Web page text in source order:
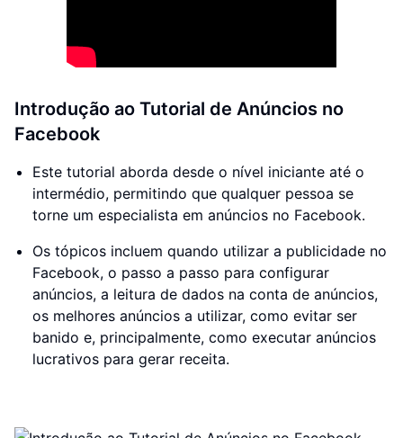
Introdução ao Tutorial de Anúncios no
Facebook
Este tutorial aborda desde o nível iniciante até o
intermédio, permitindo que qualquer pessoa se
torne um especialista em anúncios no Facebook.
Os tópicos incluem quando utilizar a publicidade no
Facebook, o passo a passo para configurar
anúncios, a leitura de dados na conta de anúncios,
os melhores anúncios a utilizar, como evitar ser
banido e, principalmente, como executar anúncios
lucrativos para gerar receita.